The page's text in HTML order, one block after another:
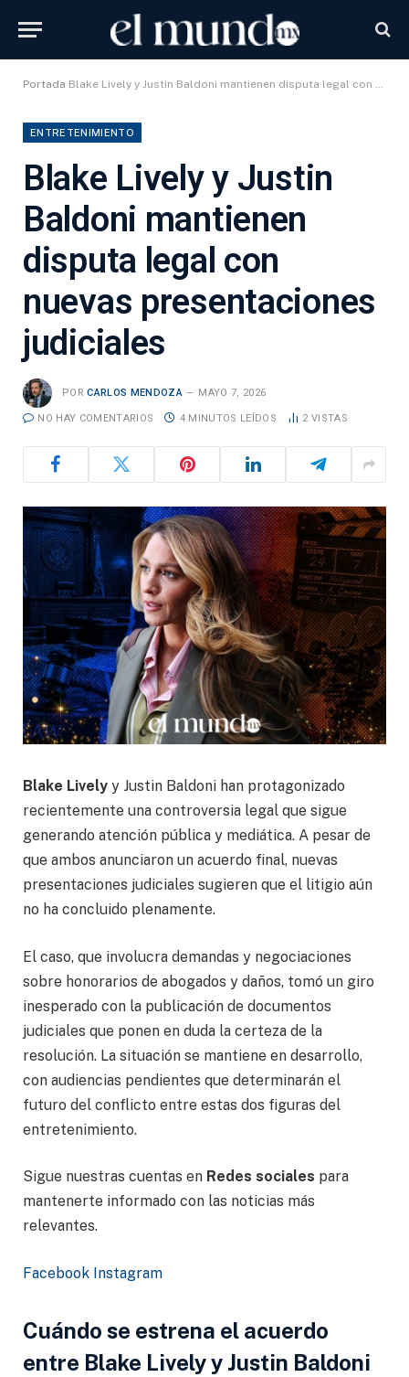
Portada Blake Lively y Justin Baldoni mantienen disputa legal con nuevas presentaciones judiciales
ENTRETENIMIENTO
Blake Lively y Justin
Baldoni mantienen
disputa legal con
nuevas presentaciones
judiciales
POR CARLOS MENDOZA MAYO 7, 2026
NO HAY COMENTARIOS 4 MINUTOS LEÍDOS 2 VISTAS
Blake Lively y Justin Baldoni han protagonizado
recientemente una controversia legal que sigue
generando atención pública y mediática. A pesar de
que ambos anunciaron un acuerdo final, nuevas
presentaciones judiciales sugieren que el litigio aún
no ha concluido plenamente.
El caso, que involucra demandas y negociaciones
sobre honorarios de abogados y daños, tomó un giro
inesperado con la publicación de documentos
judiciales que ponen en duda la certeza de la
resolución. La situación se mantiene en desarrollo,
con audiencias pendientes que determinarán el
futuro del conflicto entre estas dos figuras del
entretenimiento.
Sigue nuestras cuentas en Redes sociales para
mantenerte informado con las noticias más
relevantes.
Facebook Instagram
Cuándo se estrena el acuerdo
entre Blake Lively y Justin Baldoni